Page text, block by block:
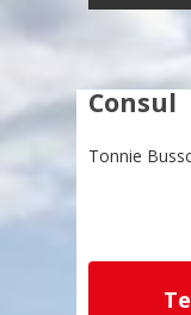
Consul
Tonnie